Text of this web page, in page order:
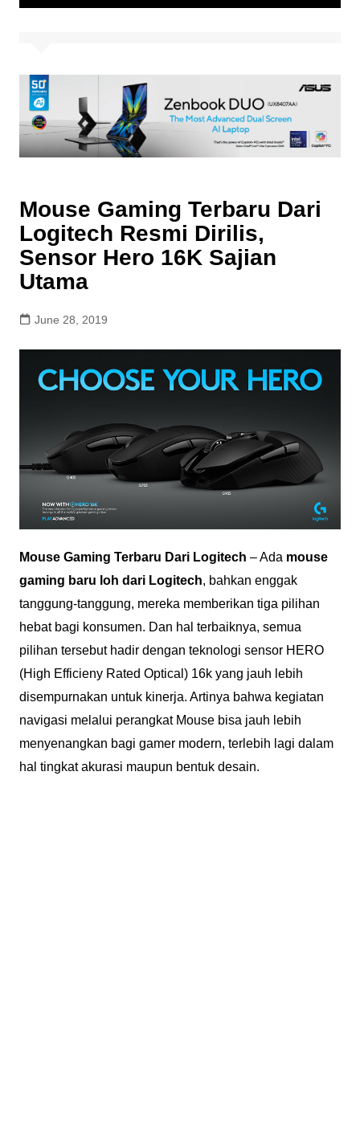
Mouse Gaming Terbaru Dari
Logitech Resmi Dirilis,
Sensor Hero 16K Sajian
Utama
June 28, 2019
Mouse Gaming Terbaru Dari Logitech – Ada mouse
gaming baru loh dari Logitech, bahkan enggak
tanggung-tanggung, mereka memberikan tiga pilihan
hebat bagi konsumen. Dan hal terbaiknya, semua
pilihan tersebut hadir dengan teknologi sensor HERO
(High Efficieny Rated Optical) 16k yang jauh lebih
disempurnakan untuk kinerja. Artinya bahwa kegiatan
navigasi melalui perangkat Mouse bisa jauh lebih
menyenangkan bagi gamer modern, terlebih lagi dalam
hal tingkat akurasi maupun bentuk desain.